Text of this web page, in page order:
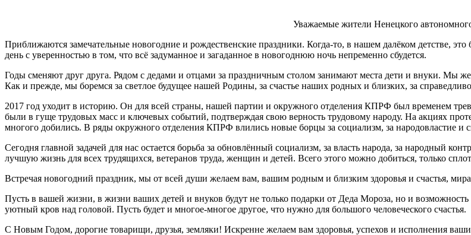
Уважаемые жители Ненецкого
Приближаются замечательные новогодние и рождественские праздники. Когда-то, в нашем далёком детстве,
день с уверенностью в том, что всё задуманное и загаданное в новогоднюю ночь непременно сбудется.
Годы сменяют друг друга. Рядом с дедами и отцами за праздничным столом занимают места дети и внуки. Мы
Как и прежде, мы боремся за светлое будущее нашей Родины, за счастье наших родных и близких, за
2017 год уходит в историю. Он для всей страны, нашей партии и окружного отделения КПРФ был временем
были в гуще трудовых масс и ключевых событий, подтверждая свою верность трудовому народу. На акциях
многого добились. В ряды окружного отделения КПРФ влились новые борцы за социализм, за народовластие и
Сегодня главной задачей для нас остается борьба за обновлённый социализм, за власть народа, за народный
лучшую жизнь для всех трудящихся, ветеранов труда, женщин и детей. Всего этого можно добиться, только
Встречая новогодний праздник, мы от всей души желаем вам, вашим родным и близким здоровья и счастья,
Пусть в вашей жизни, в жизни ваших детей и внуков будут не только подарки от Деда Мороза, но и
уютный кров над головой. Пусть будет и многое-многое другое, что нужно для большого человеческого счастья.
С Новым Годом, дорогие товарищи, друзья, земляки! Искренне желаем вам здоровья, успехов и исполнения